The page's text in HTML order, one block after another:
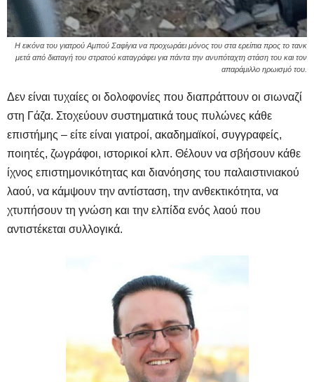
Η εικόνα του γιατρού Αμπού Σαφίγια να προχωράει μόνος του στα ερείπια προς το τανκ
μετά από διαταγή του στρατού καταγράφει για πάντα την ανυπόταχτη στάση του και τον
απαράμιλλο ηρωισμό του.
Δεν είναι τυχαίες οι δολοφονίες που διαπράττουν οι σιωναζί
στη Γάζα. Στοχεύουν συστηματικά τους πυλώνες κάθε
επιστήμης – είτε είναι γιατροί, ακαδημαϊκοί, συγγραφείς,
ποιητές, ζωγράφοι, ιστορικοί κλπ. Θέλουν να σβήσουν κάθε
ίχνος επιστημονικότητας και διανόησης του παλαιστινιακού
λαού, να κάμψουν την αντίσταση, την ανθεκτικότητα, να
χτυπήσουν τη γνώση και την ελπίδα ενός λαού που
αντιστέκεται συλλογικά.